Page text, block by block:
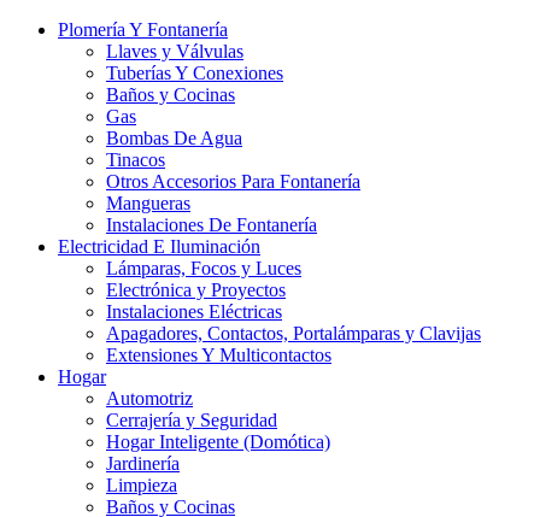
Plomería Y Fontanería
Llaves y Válvulas
Tuberías Y Conexiones
Baños y Cocinas
Gas
Bombas De Agua
Tinacos
Otros Accesorios Para Fontanería
Mangueras
Instalaciones De Fontanería
Electricidad E Iluminación
Lámparas, Focos y Luces
Electrónica y Proyectos
Instalaciones Eléctricas
Apagadores, Contactos, Portalámparas y Clavijas
Extensiones Y Multicontactos
Hogar
Automotriz
Cerrajería y Seguridad
Hogar Inteligente (Domótica)
Jardinería
Limpieza
Baños y Cocinas